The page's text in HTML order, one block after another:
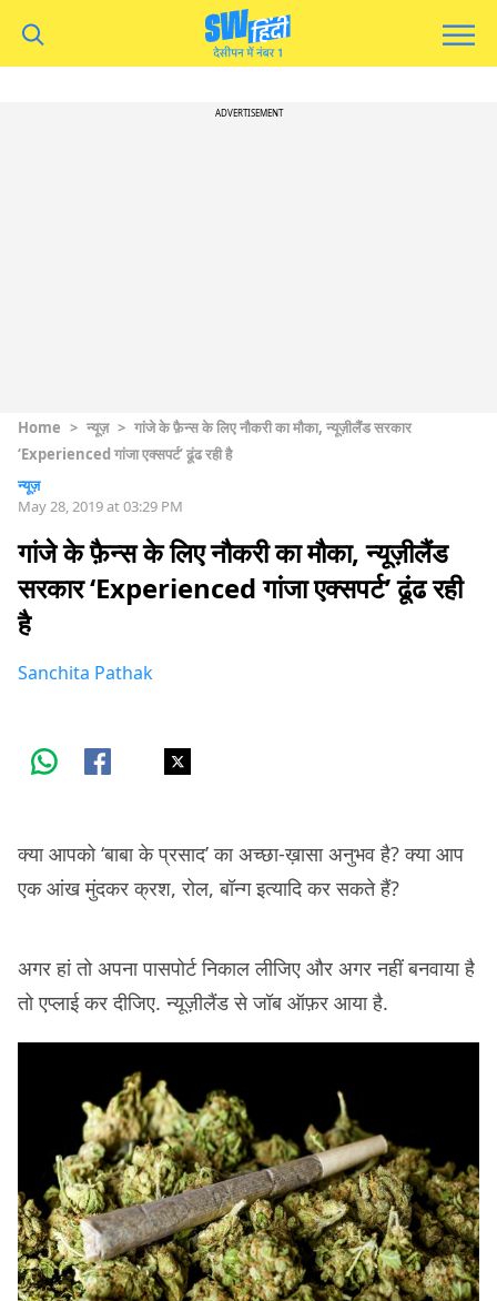
ADVERTISEMENT
Home > न्यूज़ > गांजे के फ़ैन्स के लिए नौकरी का मौका, न्यूज़ीलैंड सरकार
‘Experienced गांजा एक्सपर्ट’ ढूंढ रही है
न्यूज़
May 28, 2019 at 03:29 PM
गांजे के फ़ैन्स के लिए नौकरी का मौका, न्यूज़ीलैंड
सरकार ‘Experienced गांजा एक्सपर्ट’ ढूंढ रही
है
Sanchita Pathak
क्या आपको ‘बाबा के प्रसाद’ का अच्छा-ख़ासा अनुभव है? क्या आप
एक आंख मुंदकर क्रश, रोल, बॉन्ग इत्यादि कर सकते हैं?
अगर हां तो अपना पासपोर्ट निकाल लीजिए और अगर नहीं बनवाया है
तो एप्लाई कर दीजिए. न्यूज़ीलैंड से जॉब ऑफ़र आया है.